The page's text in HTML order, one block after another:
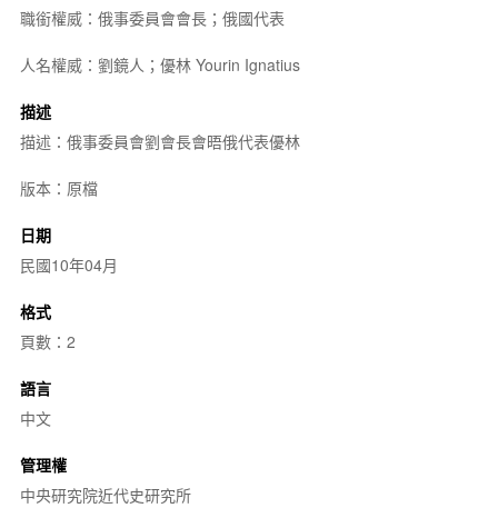
職銜權威：俄事委員會會長；俄國代表
人名權威：劉鏡人；優林 Yourin Ignatius
描述
描述：俄事委員會劉會長會晤俄代表優林
版本：原檔
日期
民國10年04月
格式
頁數：2
語言
中文
管理權
中央研究院近代史研究所